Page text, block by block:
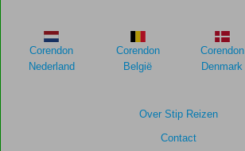
Over Stip Reizen
Contact
Corendon
Nederland
Corendon
België
Corendon
Denmark